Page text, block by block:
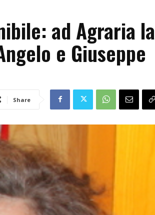
ad Agraria la
e Giuseppe
Share